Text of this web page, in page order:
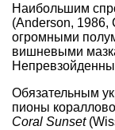
Наибольшим
(Anderson, 1986,
огромными
вишневыми
Обязательным
пионы
Coral Sunset